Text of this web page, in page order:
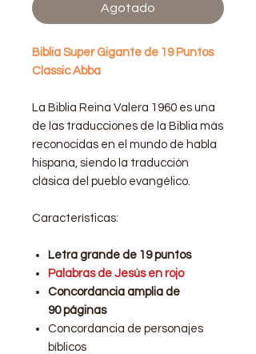
Agotado
Biblia Super Gigante de 19 Puntos
Classic Abba
La Biblia Reina Valera 1960 es una
de las traducciones de la Biblia más
reconocidas en el mundo de habla
hispana, siendo la traducción
clásica del pueblo evangélico.
Características:
Letra grande de 19 puntos
Palabras de Jesús en rojo
Concordancia amplia de
90 páginas
Concordancia de personajes
bíblicos